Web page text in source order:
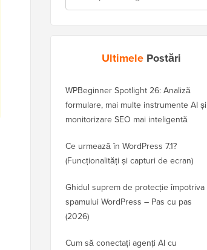
UltimelePostări
WPBeginner Spotlight 26: Analiză
formulare, mai multe instrumente AI și
monitorizare SEO mai inteligentă
Ce urmează în WordPress 7.1?
(Funcționalități și capturi de ecran)
Ghidul suprem de protecție împotriva
spamului WordPress – Pas cu pas
(2026)
Cum să conectați agenți AI cu